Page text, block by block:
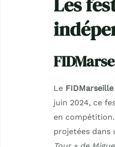
Le FIDMarseille
juin 2024, ce
en
projetées dans